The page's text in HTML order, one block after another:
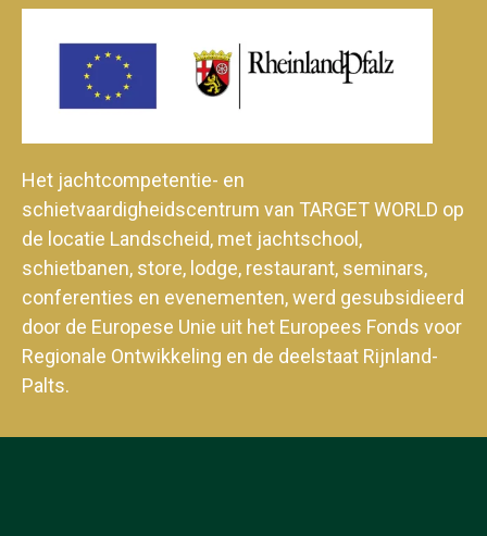
Het jachtcompetentie- en
schietvaardigheidscentrum van TARGET WORLD op
de locatie Landscheid, met jachtschool,
schietbanen, store, lodge, restaurant, seminars,
conferenties en evenementen, werd gesubsidieerd
door de Europese Unie uit het Europees Fonds voor
Regionale Ontwikkeling en de deelstaat Rijnland-
Palts.